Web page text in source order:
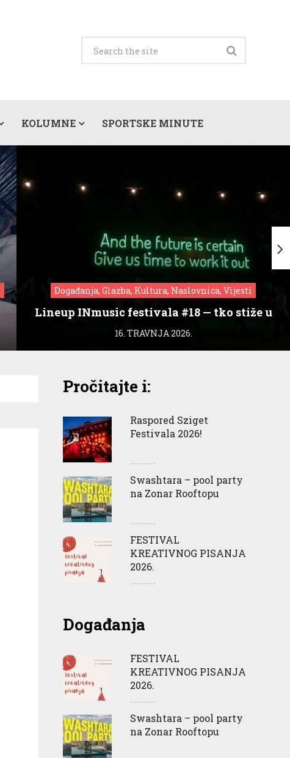
KOLUMNE SPORTSKE MINUTE
Događanja, Glazba, Kultura, Naslovnica, Vijesti
Lineup INmusic festivala #18 — tko stiže u
Zagreb?
16. TRAVNJA 2026.
Pročitajte i:
Raspored Sziget
Festivala 2026!
Swashtara – pool party
na Zonar Rooftopu
FESTIVAL
KREATIVNOG PISANJA
2026.
Događanja
FESTIVAL
KREATIVNOG PISANJA
2026.
Swashtara – pool party
na Zonar Rooftopu